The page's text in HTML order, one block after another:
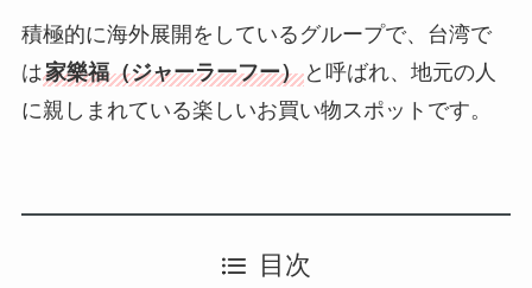
積極的に海外展開をしているグループで、台湾で
は家樂福（ジャーラーフー）と呼ばれ、地元の人
に親しまれている楽しいお買い物スポットです。
目次